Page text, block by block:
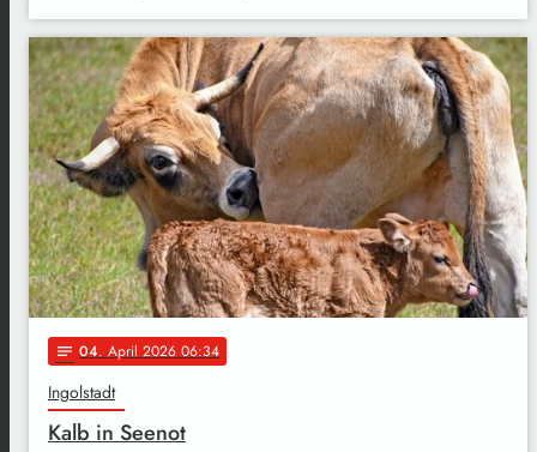
notes 04. April 2026 06:34
Ingolstadt
Kalb in Seenot